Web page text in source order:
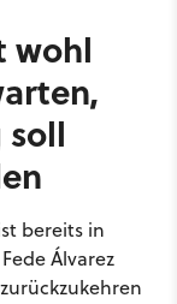
wohl
bereits in
Álvarez